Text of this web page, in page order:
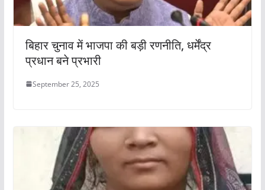
बिहार चुनाव में भाजपा की बड़ी रणनीति, धर्मेंद्र
प्रधान बने प्रभारी
September 25, 2025